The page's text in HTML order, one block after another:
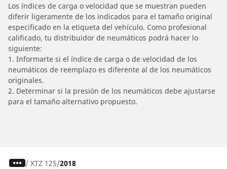
Los índices de carga o velocidad que se muestran pueden
diferir ligeramente de los indicados para el tamaño original
especificado en la etiqueta del vehículo. Como profesional
calificado, tu distribuidor de neumáticos podrá hacer lo
siguiente:
1. Informarte si el índice de carga o de velocidad de los
neumáticos de reemplazo es diferente al de los neumáticos
originales.
2. Determinar si la presión de los neumáticos debe ajustarse
para el tamaño alternativo propuesto.
/ XTZ 125 2018